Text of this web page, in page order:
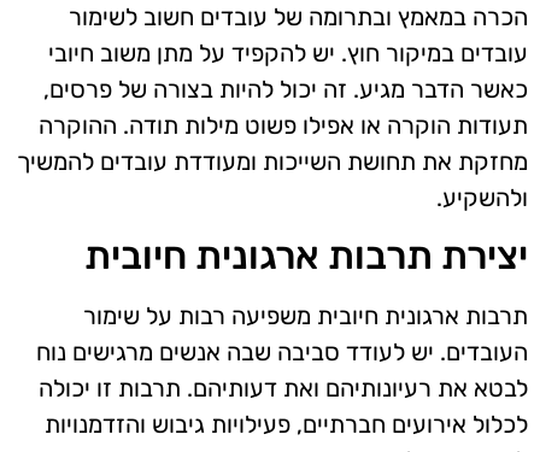
הכרה במאמץ ובתרומה של עובדים חשוב לשימור
עובדים במיקור חוץ. יש להקפיד על מתן משוב חיובי
כאשר הדבר מגיע. זה יכול להיות בצורה של פרסים,
תעודות הוקרה או אפילו פשוט מילות תודה. ההוקרה
מחזקת את תחושת השייכות ומעודדת עובדים להמשיך
ולהשקיע.
יצירת תרבות ארגונית חיובית
תרבות ארגונית חיובית משפיעה רבות על שימור
העובדים. יש לעודד סביבה שבה אנשים מרגישים נוח
לבטא את רעיונותיהם ואת דעותיהם. תרבות זו יכולה
לכלול אירועים חברתיים, פעילויות גיבוש והזדמנויות